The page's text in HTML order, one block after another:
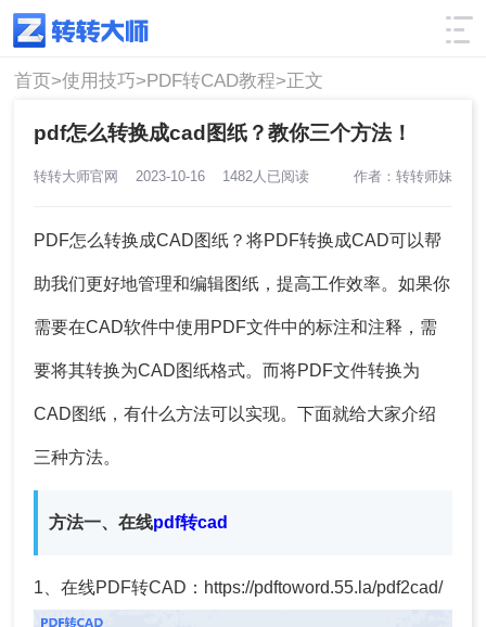
使用技巧 筛选
首页>使用技巧>PDF转CAD教程>正文
pdf怎么转换成cad图纸？教你三个方法！
转转大师官网 2023-10-16 1482人已阅读 作者：转转师妹
PDF怎么转换成CAD图纸？将PDF转换成CAD可以帮
助我们更好地管理和编辑图纸，提高工作效率。如果你
需要在CAD软件中使用PDF文件中的标注和注释，需
要将其转换为CAD图纸格式。而将PDF文件转换为
CAD图纸，有什么方法可以实现。下面就给大家介绍
三种方法。
方法一、在线pdf转cad
1、在线PDF转CAD：https://pdftoword.55.la/pdf2cad/